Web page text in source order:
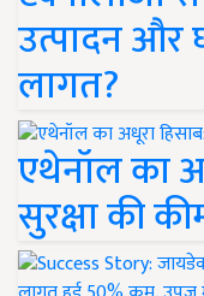
उत्पादन और
लागत?
एथेनॉल का
सुरक्षा की